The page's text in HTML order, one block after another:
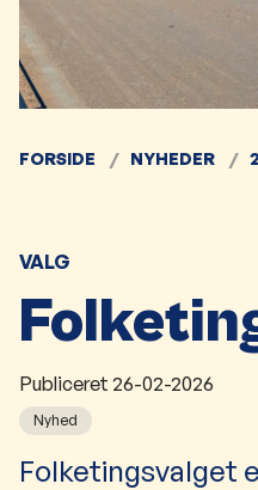
FORSIDE NYHEDER
VALG
Publiceret 26-02-2026
Nyhed
Folketingsvalget